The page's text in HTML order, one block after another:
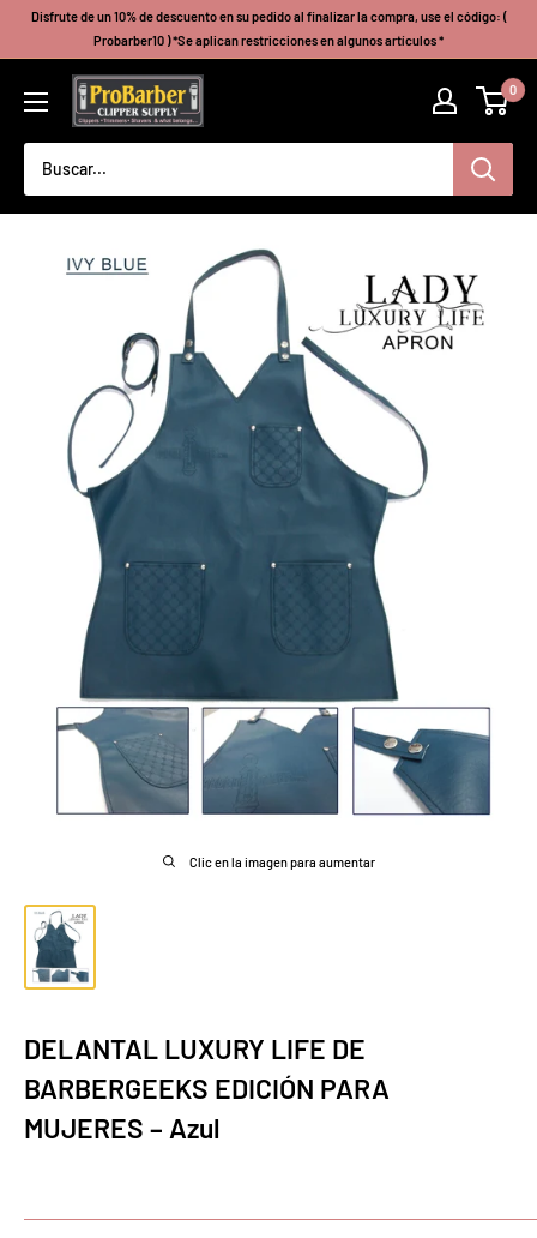
contenido
Disfrute de un 10% de descuento en su pedido al finalizar la compra, use el código: (
Probarber10 ) *Se aplican restricciones en algunos artículos *
Probarberclippersupply 0
Clic en la imagen para aumentar
DELANTAL LUXURY LIFE DE
BARBERGEEKS EDICIÓN PARA
MUJERES – Azul